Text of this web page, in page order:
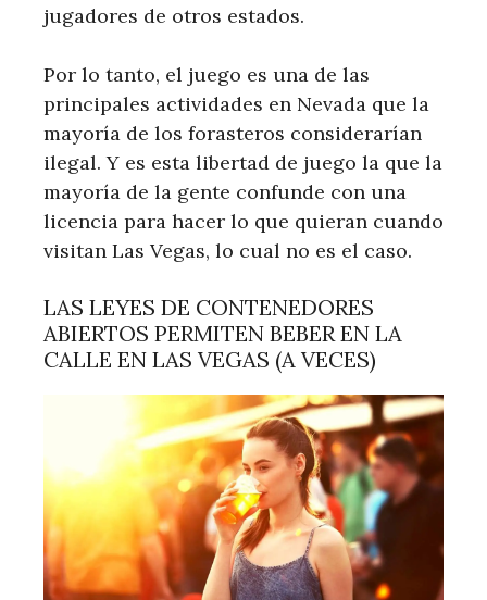
jugadores de otros estados.
Por lo tanto, el juego es una de las
principales actividades en Nevada que la
mayoría de los forasteros considerarían
ilegal. Y es esta libertad de juego la que la
mayoría de la gente confunde con una
licencia para hacer lo que quieran cuando
visitan Las Vegas, lo cual no es el caso.
LAS LEYES DE CONTENEDORES
ABIERTOS PERMITEN BEBER EN LA
CALLE EN LAS VEGAS (A VECES)